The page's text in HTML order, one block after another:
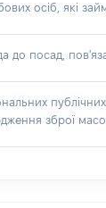
осіб, які
посад,
зброї